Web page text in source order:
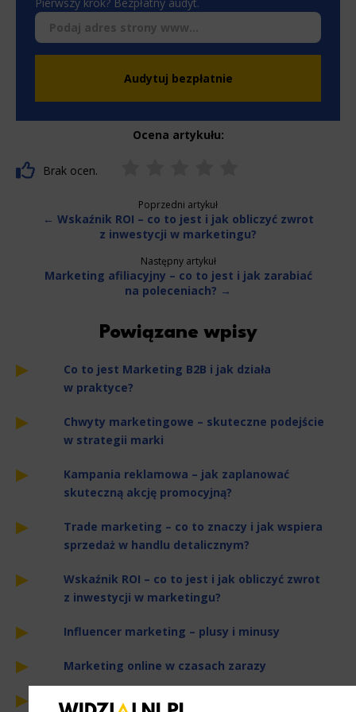
dowolnym czasie, poprzez kontakt z Działem Obsługi
wpływu na zgodność z prawem przetwarzania, którego
dokonano na podstawie zgody przed jej cofnięciem.*
Audytuj bezpłatnie
Ocena artykułu:
Brak ocen.
Poprzedni artykuł
← Wskaźnik ROI – co to jest i jak obliczyć zwrot
z inwestycji w marketingu?
Następny artykuł
Marketing afiliacyjny – co to jest i jak zarabiać
na poleceniach? →
Powiązane wpisy
Co to jest Marketing B2B i jak działa
w praktyce?
Chwyty marketingowe – skuteczne podejście
w strategii marki
Kampania reklamowa – jak zaplanować
skuteczną akcję promocyjną?
Trade marketing – co to znaczy i jak wspiera
sprzedaż w handlu detalicznym?
Wskaźnik ROI – co to jest i jak obliczyć zwrot
z inwestycji w marketingu?
Influencer marketing – plusy i minusy
Marketing online w czasach zarazy
YouTube 2013 w Polsce i na świecie